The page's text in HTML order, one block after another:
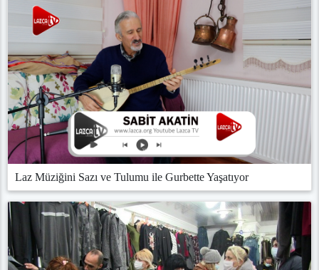
Laz Müziğini Sazı ve Tulumu ile Gurbette Yaşatıyor